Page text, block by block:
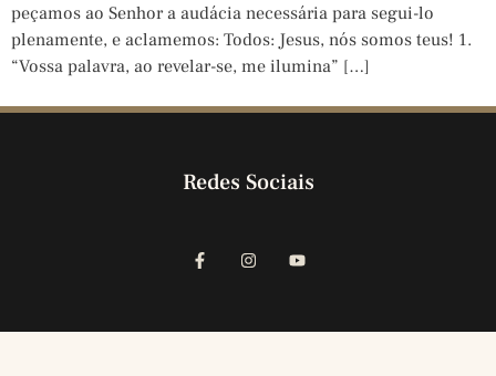
peçamos ao Senhor a audácia necessária para segui-lo
plenamente, e aclamemos: Todos: Jesus, nós somos teus! 1.
“Vossa palavra, ao revelar-se, me ilumina” […]
Redes Sociais